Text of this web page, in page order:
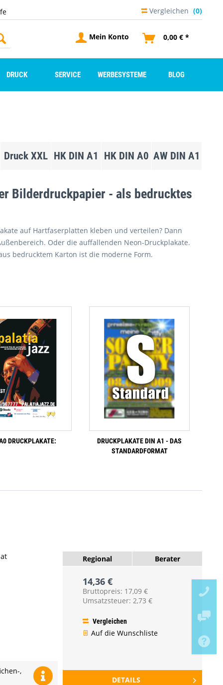
Vergleichen (0)
Mein Konto 0,00 € *
DRUCK SERVICE WERBESYSTEME BLOG
Druck XXL HK DIN A1 HK DIN A0 AW DIN A1
Bilderdruckpapier - als bedrucktes
auf Hartfaserplatten kleben und verteilen? Dann
Oder die auffallenden Neon-Druckplakate.
bedrucktem Karton ist die moderne Form.
DRUCKPLAKATE:
DRUCKPLAKATE DIN A1 - DAS
STANDARDFORMAT
,
Regional Berater
14,36 €
Bruttopreis: 17,09 €
Umsatzsteuer: 2,73 €
Vergleichen
Auf die Wunschliste
DETAILS